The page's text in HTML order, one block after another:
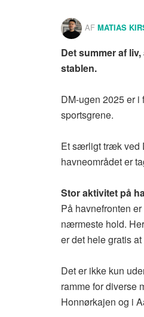
AF MATIAS
Det summer af
stablen.
DM-ugen 2025 er
sportsgrene.
Et særligt træk ved
havneområdet er
Stor aktivitet på
På havnefronten
nærmeste hold.
er det hele gratis
Det er ikke kun
ramme for diverse
Honnørkajen og i